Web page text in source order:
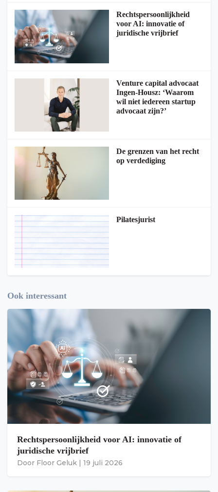
Rechtspersoonlijkheid
voor AI: innovatie of
juridische vrijbrief
Venture capital advocaat
Ingen-Housz: ‘Waarom
wil niet iedereen startup
advocaat zijn?’
De grenzen van het recht
op verdediging
Pilatesjurist
Ook interessant
Rechtspersoonlijkheid voor AI: innovatie of
juridische vrijbrief
Door Floor Geluk | 19 juli 2026